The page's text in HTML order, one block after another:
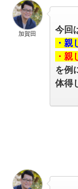
加賀田
今回
・親
・
を例
体得